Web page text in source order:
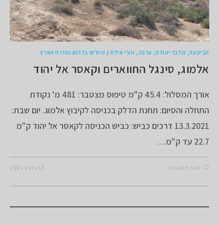
הביקעה, מדבר יהודה, ערבה, והרי אילת / טיולים בדרום ומזרח הארץ
אלמוג, סינגל החווארים וקאסר אל יהוד
אורך המסלול: 45.4 ק"מ טיפוס מצטבר: 481 מ' נקודת
התחלה והסיום: תחנת הדלק בכניסה לקיבוץ אלמוג. יום שבת:
13.3.2021 דרכים כביש: כביש הכניסה לקאסר אל יהוד ק"מ
22.7 עד ק"מ…
סגור לתגובותעל
החווארים
יהוד
13 במרץ 2021